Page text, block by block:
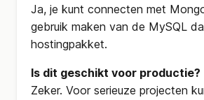
Ja, je kunt connecten met
gebruik maken van de MySQL
hostingpakket.
Is dit geschikt voor productie?
Zeker. Voor serieuze projecten